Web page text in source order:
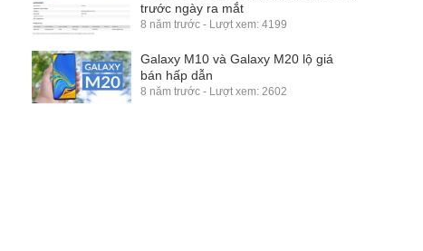
trước ngày ra mắt
8 năm trước - Lượt xem: 4199
Galaxy M10 và Galaxy M20 lộ giá
bán hấp dẫn
8 năm trước - Lượt xem: 2602